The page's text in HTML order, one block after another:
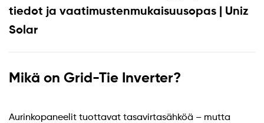
tiedot ja vaatimustenmukaisuusopas | Uniz
Solar
Mikä on Grid-Tie Inverter?
Aurinkopaneelit tuottavat tasavirtasähköä – mutta